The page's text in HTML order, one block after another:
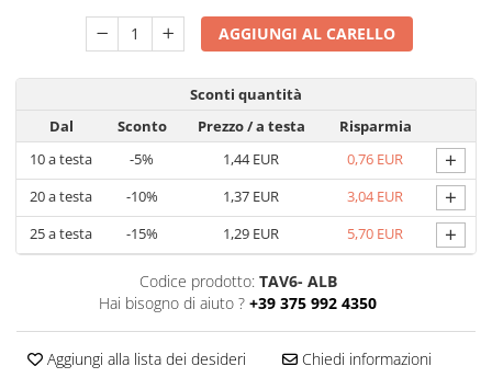
Torte con Finestra Decorata Effetto
Scatole con Manico per Pasticcini
e Torte
Scatole con Finestra per
Bomboniere
Scatole con Manico
Scatole Cubo per Bomboniere
Scatole Fondo + Coperchio
Scatole per Caramelle e Dolci
Scatole per Cioccolato in Tavoletta
AGGIUNGI AL CARELLO
Sconti quantità
Dal
Sconto Prezzo/ a testa
Risparmia
10a testa -5% 1,44 EUR 0,76 EUR +
20a testa -10% 1,37 EUR 3,04 EUR +
25a testa -15% 1,29 EUR 5,70 EUR +
Codice prodotto: TAV6- ALB
Hai bisogno di aiuto ? +39 375 992 4350
Aggiungi alla lista dei desideri Chiedi informazioni